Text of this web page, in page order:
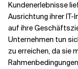
Kundenerlebnisse
Ausrichtung ihrer
auf ihre
Unternehmen tun
zu erreichen, da sie